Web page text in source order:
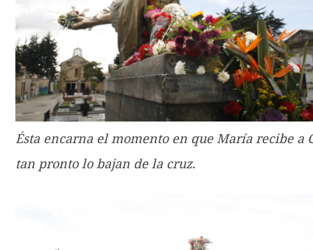
Ésta encarna el momento en que María recibe a
tan pronto lo bajan de la cruz.